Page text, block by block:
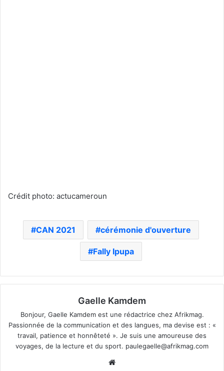
Crédit photo: actucameroun
CAN 2021 cérémonie d'ouverture
Fally Ipupa
Gaelle Kamdem
Bonjour, Gaelle Kamdem est une rédactrice chez Afrikmag.
Passionnée de la communication et des langues, ma devise est : «
travail, patience et honnêteté ». Je suis une amoureuse des
voyages, de la lecture et du sport. paulegaelle@afrikmag.com